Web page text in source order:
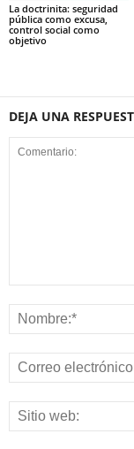
La doctrinita: seguridad
pública como excusa,
control social como
objetivo
DEJA UNA